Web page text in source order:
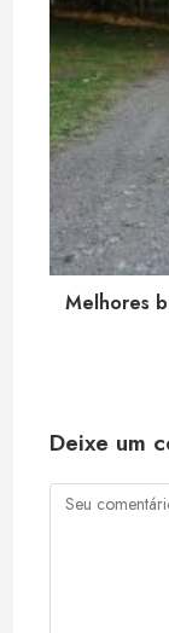
Melhores
Deixe um
Comentário